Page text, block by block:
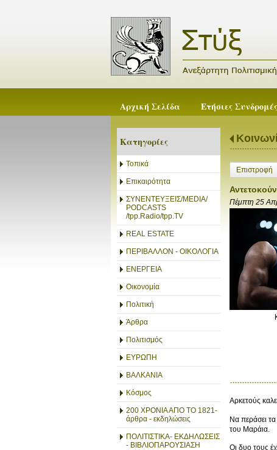
Αρχική Σελίδα Ετήσιες Συνδρομές
Κατηγορίες
Τοπικά
Επικαιρότητα
ΣΥΝΕΝΤΕΥΞΕΙΣ/MEDIA/
PODCASTS
/tpp.Radio/tpp.TV
REAL ESTATE
ΠΕΡΙΒΑΛΛΟΝ - ΟΙΚΟΛΟΓΙΑ
ΕΝΕΡΓΕΙΑ
Οικονομία
Πολιτική
Άρθρα
Πολιτισμός
ΕΥΡΩΠΗ
ΒΑΛΚΑΝΙΑ
Κόσμος
200 ΧΡΟΝΙΑ ΑΠΟ ΤΟ 1821-
άρθρα - εκδηλώσεις
ΠΟΛΙΤΙΣΤΙΚΑ- ΕΚΔΗΛΩΣΕΙΣ
- ΒΙΒΛΙΟΠΑΡΟΥΣΙΑΣΗ
Επιστροφή
Πέμπτη 25
Αρκετούς
Να περάσει τα
του Μαράια.
Οι δυο τους